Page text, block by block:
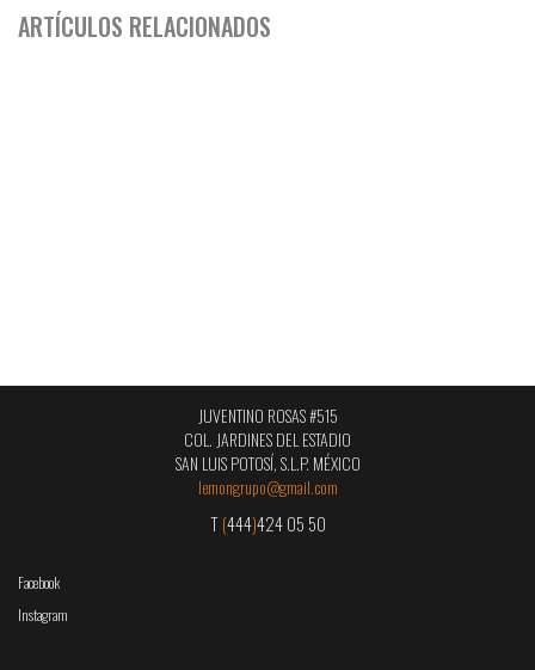
ARTÍCULOS RELACIONADOS
JUVENTINO ROSAS #515
COL. JARDINES DEL ESTADIO
SAN LUIS POTOSÍ, S.L.P. MÉXICO
lemongrupo@gmail.com
T(444)424 05 50
Facebook
Instagram